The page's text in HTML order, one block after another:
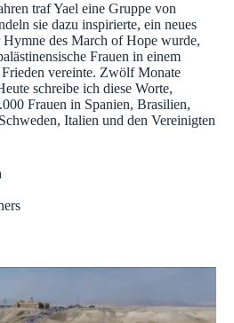
traf Yael eine Gruppe von
sie dazu inspirierte, ein neues
des March of Hope wurde,
Frauen in einem
vereinte. Zwölf Monate
schreibe ich diese Worte,
Frauen in Spanien, Brasilien,
Italien und den Vereinigten